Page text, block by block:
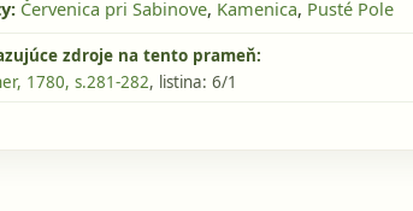
Červenica pri Sabinove, Kamenica, Pusté Pole
zdroje na tento prameň:
1780, s.281-282, listina: 6/1